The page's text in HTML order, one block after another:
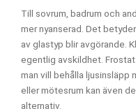
Till sovrum, badrum och
mer nyanserad. Det
av glastyp blir avgörande.
egentlig avskildhet.
man vill behålla ljusinsläpp
eller mötesrum kan även
alternativ.